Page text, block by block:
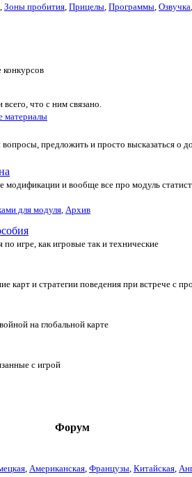
Зоны пробития Прицелы Программы Озвучка
что с ним связано.
материалы
предложить и просто высказаться о
и вообще все про модуль
для модуля Архив
игре, как игровые так и технические
карт и стратегии поведения при встрече с
на глобальной карте
с игрой
Форум
Американская Французы Китайская